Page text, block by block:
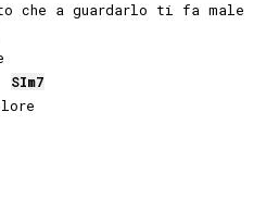
che a guardarlo ti fa male
SIm7